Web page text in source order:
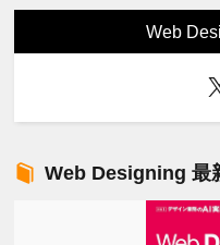
Web
X
Web Designing 最